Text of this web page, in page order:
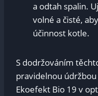
a odtah spalin.
volné a čisté,
účinnost kotle.
S dodržováním
pravidelnou
Ekoefekt Bio 19 v